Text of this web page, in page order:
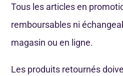
Tous les articles en
remboursables ni
magasin ou en ligne.
Les produits retournés